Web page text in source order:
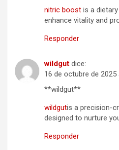
nitric boost is a
enhance vitality and
Responder
wildgut dice:
16 de octubre de 2025
** wildgut**
wildgutis a precision-
designed to nurture
Responder